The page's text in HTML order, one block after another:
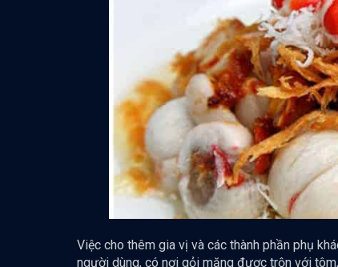
Việc cho thêm gia vị và các thành phần phụ
người dùng, có nơi gỏi măng được trộn với